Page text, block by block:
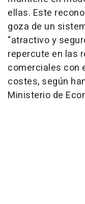
ellas. Este
goza de un
"atractivo y
repercute en las
comerciales con
costes, según
Ministerio de